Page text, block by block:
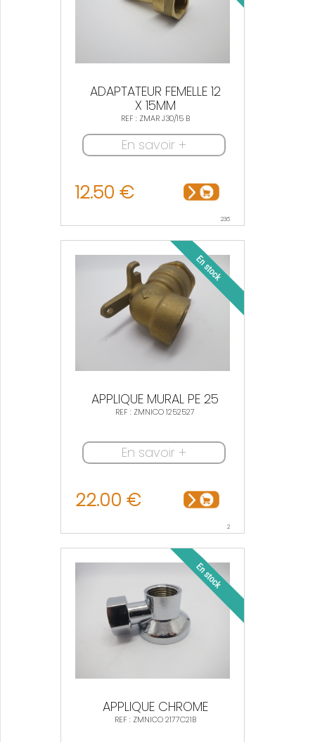
ADAPTATEUR FEMELLE 12
X 15MM
REF : ZMAR J30/15 B
En savoir +
12.50 €
236
APPLIQUE MURAL PE 25
REF : ZMNICO 1252527
En savoir +
22.00 €
2
APPLIQUE CHROME
REF : ZMNICO 2177C21B